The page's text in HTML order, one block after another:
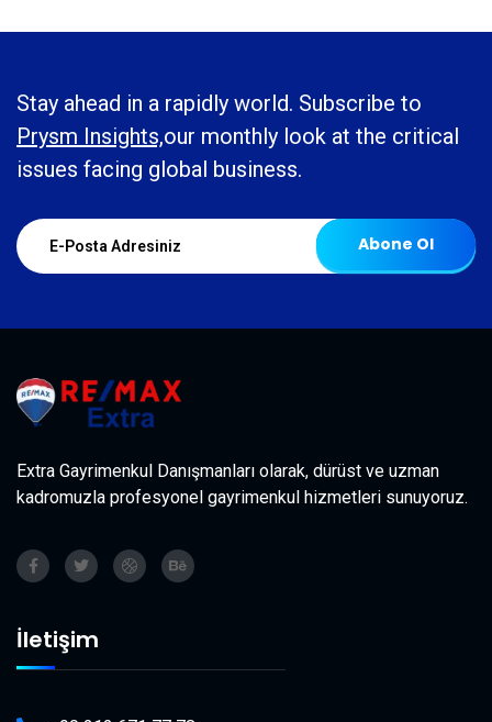
Stay ahead in a rapidly world. Subscribe to
Prysm Insights,our monthly look at the critical
issues facing global business.
Abone Ol
Extra Gayrimenkul Danışmanları olarak, dürüst ve uzman
kadromuzla profesyonel gayrimenkul hizmetleri sunuyoruz.
İletişim